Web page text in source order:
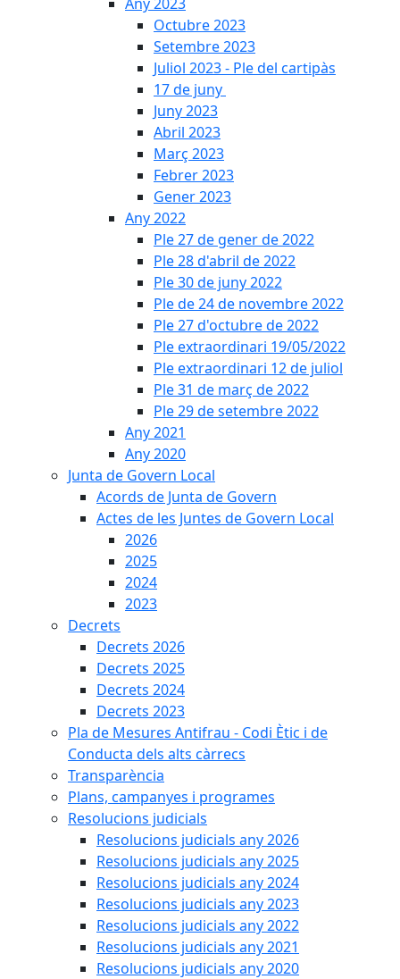
Octubre 2023
Setembre 2023
Juliol 2023 - Ple del cartipàs
17 de juny
Juny 2023
Abril 2023
Març 2023
Febrer 2023
Gener 2023
Any 2022
Ple 27 de gener de 2022
Ple 28 d'abril de 2022
Ple 30 de juny 2022
Ple de 24 de novembre 2022
Ple 27 d'octubre de 2022
Ple extraordinari 19/05/2022
Ple extraordinari 12 de juliol
Ple 31 de març de 2022
Ple 29 de setembre 2022
Any 2021
Any 2020
Junta de Govern Local
Acords de Junta de Govern
Actes de les Juntes de Govern Local
2026
2025
2024
2023
Decrets
Decrets 2026
Decrets 2025
Decrets 2024
Decrets 2023
Pla de Mesures Antifrau - Codi Ètic i de
Conducta dels alts càrrecs
Transparència
Plans, campanyes i programes
Resolucions judicials
Resolucions judicials any 2026
Resolucions judicials any 2025
Resolucions judicials any 2024
Resolucions judicials any 2023
Resolucions judicials any 2022
Resolucions judicials any 2021
Resolucions judicials any 2020